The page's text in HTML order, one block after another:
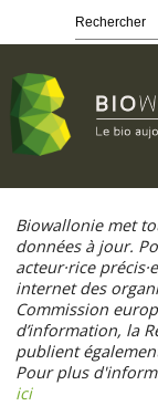
contenu
principal
Biowallonie met
données à jour.
acteur·rice
internet des
Commission
d’information, la
publient
Pour plus
ici